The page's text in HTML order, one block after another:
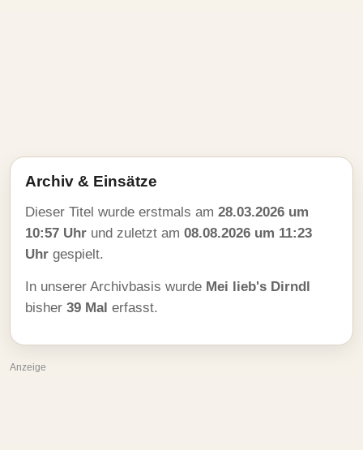
Archiv & Einsätze
Dieser Titel wurde erstmals am 28.03.2026 um
10:57 Uhr und zuletzt am 08.08.2026 um 11:23
Uhr gespielt.
In unserer Archivbasis wurde Mei lieb's Dirndl
bisher 39 Mal erfasst.
Anzeige